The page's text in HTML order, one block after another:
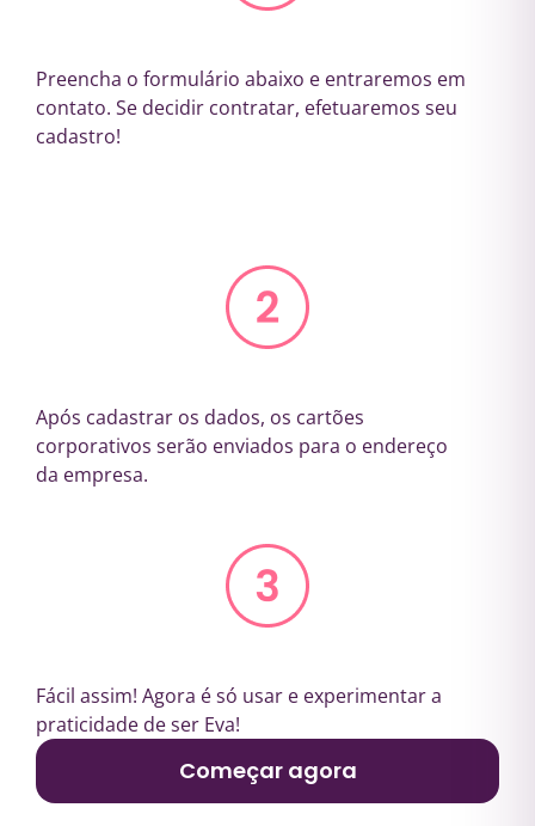
Preencha o formulário abaixo e entraremos em
contato. Se decidir contratar, efetuaremos seu
cadastro!
Após cadastrar os dados, os cartões
corporativos serão enviados para o endereço
da empresa.
Fácil assim! Agora é só usar e experimentar a
praticidade de ser Eva!
Começar agora